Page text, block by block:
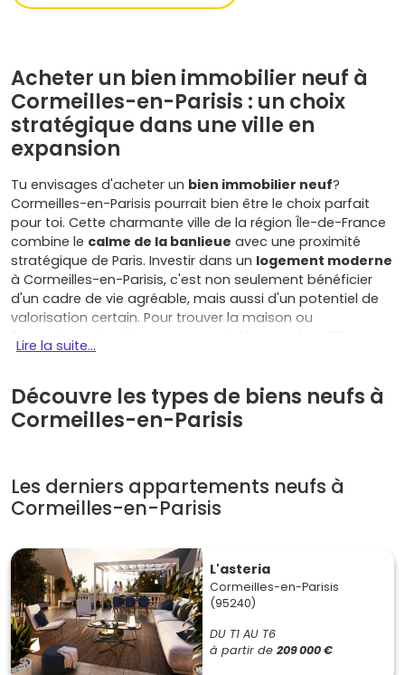
Acheter un bien immobilier neuf à
Cormeilles-en-Parisis : un choix
stratégique dans une ville en
expansion
Tu envisages d'acheter un bien immobilier neuf?
Cormeilles-en-Parisis pourrait bien être le choix parfait
pour toi. Cette charmante ville de la région Île-de-France
combine le calme de la banlieue avec une proximité
stratégique de Paris. Investir dans un logement moderne
à Cormeilles-en-Parisis, c'est non seulement bénéficier
d'un cadre de vie agréable, mais aussi d'un potentiel de
valorisation certain. Pour trouver la maison ou
l'appartement qui te correspond, découvre les offres
disponibles sur
Les atouts d'un investissement à
Une qualité de vie préservée
Cormeilles-en-Parisis offre un cadre de vie paisible avec
pour les familles souhaitant profiter d'un environnement
calme tout en restant proche de la capitale.
Un marché locatif prometteur
Proche de centres économiques importants et bien
desservie par les transports en commun, Cormeilles-en-
Parisis attire de nombreux locataires. La
Lire la suite...
Découvre les types de biens neufs à
Cormeilles-en-Parisis
Les derniers appartements neufs à
Cormeilles-en-Parisis
L'asteria
Cormeilles-en-Parisis
(95240)
DU T1 AU T6
à partir de 209 000 €